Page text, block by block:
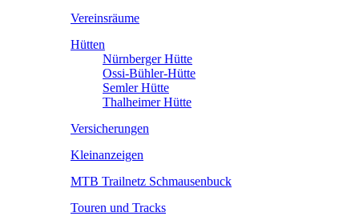
Vereinsräume
Hütten
Nürnberger Hütte
Ossi-Bühler-Hütte
Semler Hütte
Thalheimer Hütte
Versicherungen
Kleinanzeigen
MTB Trailnetz Schmausenbuck
Touren und Tracks